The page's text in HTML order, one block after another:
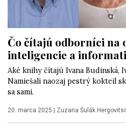
Čo čítajú odborníci na
inteligencie a
Aké knihy čítajú Ivana Budinská,
Namiešali naozaj pestrý kokteil
sa sami.
20. marca 2025 Zuzana Šulák